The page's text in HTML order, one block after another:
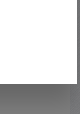
STAK3N